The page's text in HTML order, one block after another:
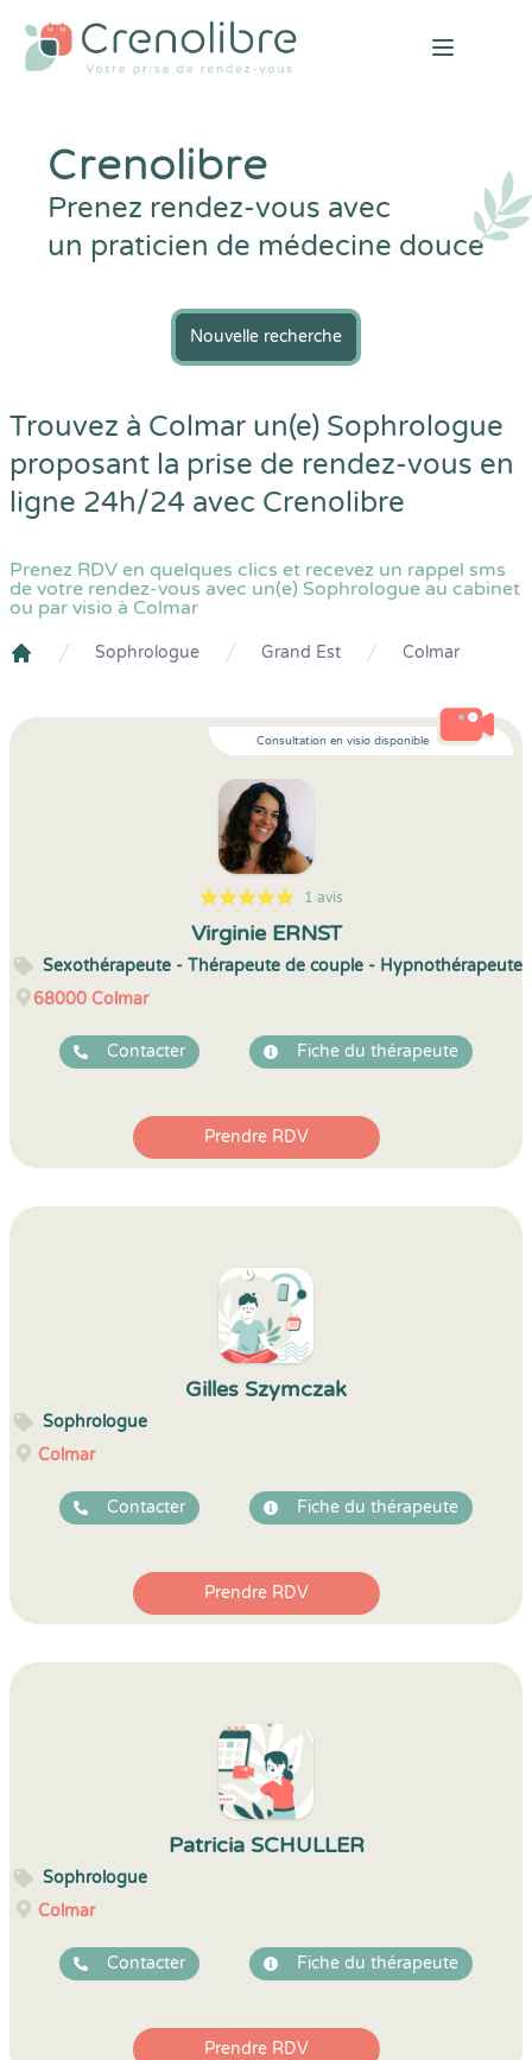
Open
Crenolibre
Prenez rendez-vous avec
un praticien de médecine douce
Nouvelle recherche
Trouvez à Colmar un(e) Sophrologue
proposant la prise de rendez-vous en
ligne 24h/24 avec Crenolibre
Prenez RDV en quelques clics et recevez un rappel sms
de votre rendez-vous avec un(e) Sophrologue au cabinet
ou par visio à Colmar
Sophrologue Grand Est Colmar
Consultation en visio disponible
5
1
5
1 1 avis
Virginie ERNST
Sexothérapeute - Thérapeute de couple - Hypnothérapeute
68000 Colmar
Contacter Fiche du thérapeute
Prendre RDV
Gilles Szymczak
Sophrologue
Colmar
Contacter Fiche du thérapeute
Prendre RDV
Patricia SCHULLER
Sophrologue
Colmar
Contacter Fiche du thérapeute
Prendre RDV